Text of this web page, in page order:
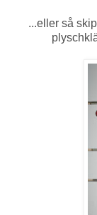
...eller så